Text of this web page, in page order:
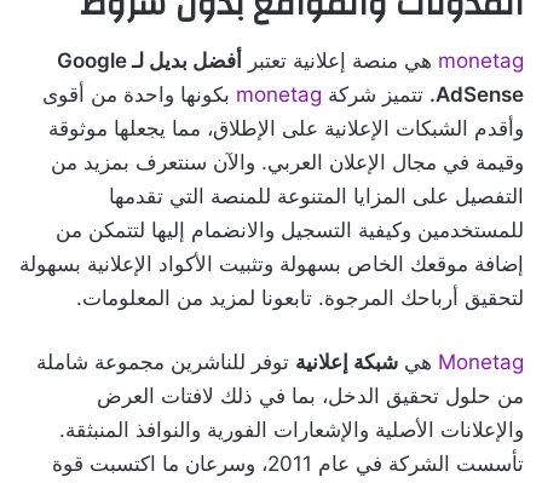
monetag هي منصة إعلانية تعتبر
أفضل بديل لـ Google
AdSense. تتميز شركة monetag بكونها واحدة من أقوى
وأقدم الشبكات الإعلانية على الإطلاق، مما يجعلها موثوقة
وقيمة في مجال الإعلان العربي. والآن سنتعرف بمزيد من
التفصيل على المزايا المتنوعة للمنصة التي تقدمها
للمستخدمين وكيفية التسجيل والانضمام إليها لتتمكن من
إضافة موقعك الخاص بسهولة وتثبيت الأكواد الإعلانية بسهولة
لتحقيق أرباحك المرجوة. تابعونا لمزيد من المعلومات.
Monetag هي شبكة إعلانية توفر للناشرين مجموعة شاملة
من حلول تحقيق الدخل، بما في ذلك لافتات العرض
والإعلانات الأصلية والإشعارات الفورية والنوافذ المنبثقة.
تأسست الشركة في عام 2011، وسرعان ما اكتسبت قوة